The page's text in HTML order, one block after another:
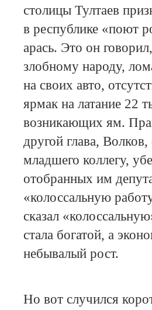
столицы Тултаев
в республике «поют
арась. Это он
злобному народу,
на своих авто,
ярмак на латание 22
возникающих ям.
другой глава, Волков,
младшего коллегу,
отобранных им
«колоссальную
сказал
стала богатой, а
небывалый рост.
Но вот случился